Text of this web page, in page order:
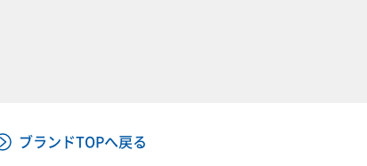
ブランドTOPへ戻る